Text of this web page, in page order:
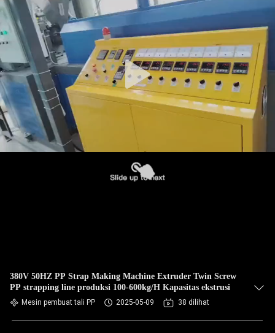
380V 50HZ PP Strap Making Machine Extruder Twin Screw
PP strapping line produksi 100-600kg/H Kapasitas ekstrusi
Mesin pembuat tali PP 2025-05-09 38 dilihat